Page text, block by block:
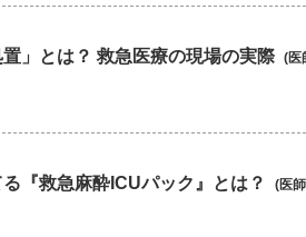
」とは？ 救急医療の現場の実際 (医
『救急麻酔ICUパック』とは？ (医